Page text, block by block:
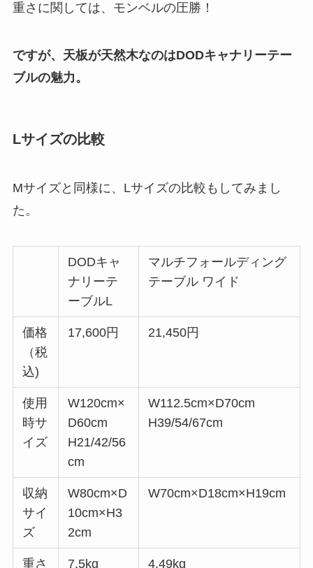
重さに関しては、モンベルの圧勝！
ですが、天板が天然木なのはDODキャナリーテー
ブルの魅力。
Lサイズの比較
Mサイズと同様に、Lサイズの比較もしてみまし
た。
DODキャ
ナリーテ
ーブルL
マルチフォールディング
テーブル ワイド
価格
（税
込)
17,600円 21,450円
使用
時サ
イズ
W120cm×
D60cm
H21/42/56
cm
W112.5cm×D70cm
H39/54/67cm
収納
サイ
ズ
W80cm×D
10cm×H3
2cm
W70cm×D18cm×H19cm
重さ 7.5kg 4.49kg